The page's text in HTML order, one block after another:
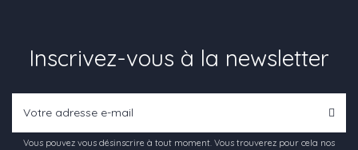
Inscrivez-vous à la newsletter
Vous pouvez vous désinscrire à tout moment. Vous trouverez pour cela nos